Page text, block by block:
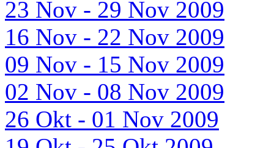
23 Nov - 29 Nov 2009
16 Nov - 22 Nov 2009
09 Nov - 15 Nov 2009
02 Nov - 08 Nov 2009
26 Okt - 01 Nov 2009